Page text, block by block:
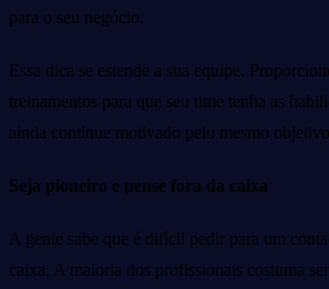
para o seu negócio.
Essa dica se estende a sua equipe.
treinamentos para que seu time tenha as
ainda continue motivado pelo mesmo
Seja pioneiro e pense fora da caixa
A gente sabe que é difícil pedir para um
caixa. A maioria dos profissionais costuma